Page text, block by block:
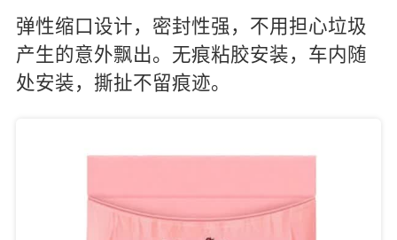
弹性缩口设计，密封性强，不用担心垃圾
产生的意外飘出。无痕粘胶安装，车内随
处安装，撕扯不留痕迹。